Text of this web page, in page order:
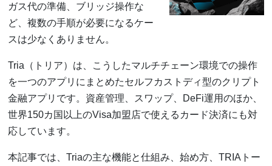
ガス代の準備、ブリッジ操作な
ど、複数の手順が必要になるケー
スは少なくありません。
Tria（トリア）は、こうしたマルチチェーン環境での操作
を一つのアプリにまとめたセルフカストディ型のクリプト
金融アプリです。資産管理、スワップ、DeFi運用のほか、
世界150カ国以上のVisa加盟店で使えるカード決済にも対
応しています。
本記事では、Triaの主な機能と仕組み、始め方、TRIAトー